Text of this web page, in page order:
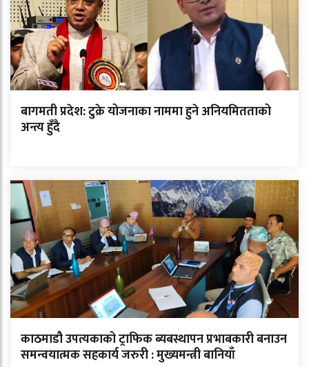
बागमती प्रदेश: टुक्रे योजनाका नाममा हुने अनियमितताको
अन्त्य हुँदै
काठमाडौ उपत्यकाको ट्राफिक ब्यबस्थापन प्रभाबकारी बनाउन
समन्वयात्मक सहकार्य जरुरी : मुख्यमन्त्री बानियाँ